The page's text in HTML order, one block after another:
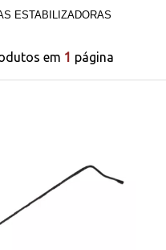
ESTABILIZADORAS
em 1 página